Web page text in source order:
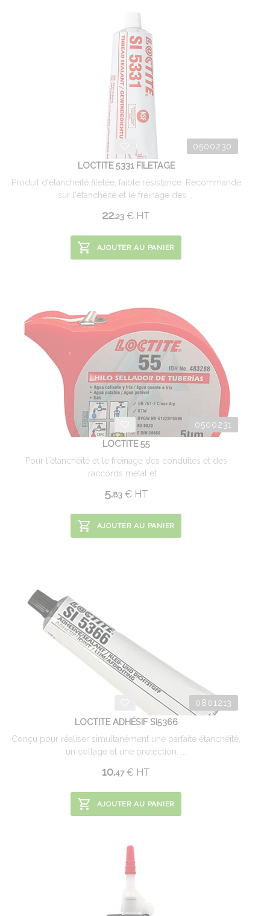
0500230
LOCTITE 5331 FILETAGE
Produit d'étanchéité filetée, faible résistance. Recommandé
sur l'étanchéité et le freinage des ...
22.23 € HT
AJOUTER AU PANIER
0500231
LOCTITE 55
Pour l'étanchéité et le freinage des conduites et des
raccords métal et ...
5.83 €HT
AJOUTER AU PANIER
0801213
LOCTITE ADHÉSIF SI5366
Conçu pour réaliser simultanément une parfaite étanchéité,
un collage et une protection. ...
10.47 € HT
AJOUTER AU PANIER